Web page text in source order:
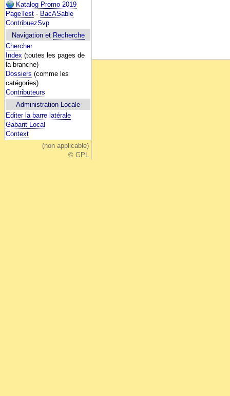
Katalog Promo 2019
PageTest - BacASable
ContribuezSvp
Navigation et Recherche
Chercher
Index (toutes les pages de
la branche)
Dossiers (comme les
catégories)
Contributeurs
Administration Locale
Editer la barre latérale
Gabarit Local
Context
(non applicable)
© GPL